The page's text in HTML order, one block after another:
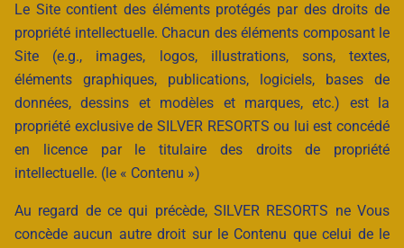
Le Site contient des éléments protégés par des droits de
propriété intellectuelle. Chacun des éléments composant le
Site (e.g., images, logos, illustrations, sons, textes,
éléments graphiques, publications, logiciels, bases de
données, dessins et modèles et marques, etc.) est la
propriété exclusive de SILVER RESORTS ou lui est concédé
en licence par le titulaire des droits de propriété
intellectuelle. (le « Contenu »)
Au regard de ce qui précède, SILVER RESORTS ne Vous
concède aucun autre droit sur le Contenu que celui de le